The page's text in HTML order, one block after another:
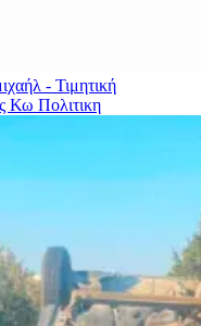
- Τιμητική
Κω Πολιτικη